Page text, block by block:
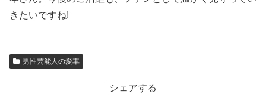
きたいですね!
男性芸能人の愛車
シェアする